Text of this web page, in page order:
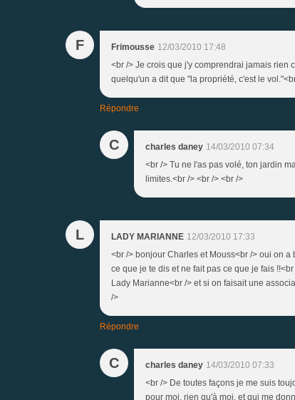
F Frimousse 12/03/2010 17:48
<br /> Je crois que j'y comprendrai jamais rien
quelqu'un a dit que "la propriété, c'est le
Répondre
C charles daney 14/03/2010 07:34
<br /> Tu ne l'as pas volé, ton jardin
limites.<br /> <br /> <br />
L LADY MARIANNE 12/03/2010 17:33
<br /> bonjour Charles et Mouss<br /> oui on a
ce que je te dis et ne fait pas ce que je fais
Lady Marianne<br /> et si on faisait une
/>
Répondre
C charles daney 14/03/2010 07:33
<br /> De toutes façons je me suis
pour moi, rien qu'à moi, et qui me